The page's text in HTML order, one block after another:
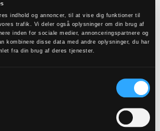
indhold og annoncer, til at vise dig funktioner til
trafik. Vi deler også oplysninger om din brug af
inden for sociale medier, annonceringspartnere og
kombinere disse data med andre oplysninger, du har
fra din brug af deres tjenester.
Læs også